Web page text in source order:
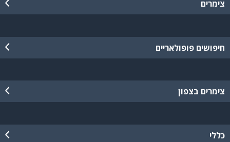
צימרים
חיפושים פופולאריים
צימרים בצפון
כללי